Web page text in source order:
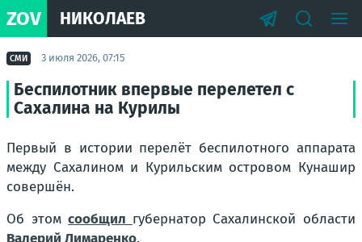
ZOV НИКОЛАЕВ
СМИ 3 июля 2026, 07:15
Беспилотник впервые перелетел с
Сахалина на Курилы
Первый в истории перелёт беспилотного аппарата
между Сахалином и Курильским островом Кунашир
совершён.
Об этомсообщил губернатор Сахалинской области
Валерий Лимаренко.